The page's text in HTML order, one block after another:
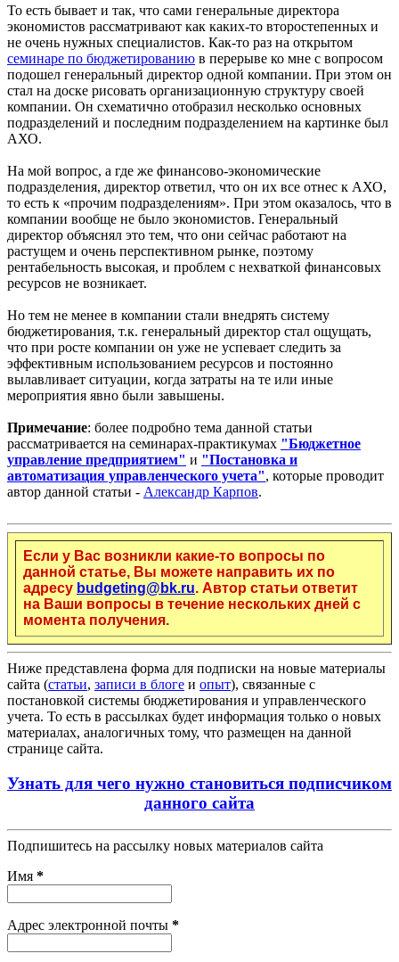
То есть бывает и так, что сами генеральные директора
экономистов рассматривают как каких-то второстепенных и
не очень нужных специалистов. Как-то раз на открытом
семинаре по бюджетированию в перерыве ко мне с вопросом
подошел генеральный директор одной компании. При этом он
стал на доске рисовать организационную структуру своей
компании. Он схематично отобразил несколько основных
подразделений и последним подразделением на картинке был
АХО.
На мой вопрос, а где же финансово-экономические
подразделения, директор ответил, что он их все отнес к АХО,
то есть к «прочим подразделениям». При этом оказалось, что в
компании вообще не было экономистов. Генеральный
директор объяснял это тем, что они сейчас работают на
растущем и очень перспективном рынке, поэтому
рентабельность высокая, и проблем с нехваткой финансовых
ресурсов не возникает.
Но тем не менее в компании стали внедрять систему
бюджетирования, т.к. генеральный директор стал ощущать,
что при росте компании он уже не успевает следить за
эффективным использованием ресурсов и постоянно
вылавливает ситуации, когда затраты на те или иные
мероприятия явно были завышены.
Примечание: более подробно тема данной статьи
рассматривается на семинарах-практикумах "Бюджетное
управление предприятием" и "Постановка и
автоматизация управленческого учета", которые проводит
автор данной статьи - Александр Карпов.
Если у Вас возникли какие-то вопросы по
данной статье, Вы можете направить их по
адресу budgeting@bk.ru. Автор статьи ответит
на Ваши вопросы в течение нескольких дней с
момента получения.
Ниже представлена форма для подписки на новые материалы
сайта (статьи, записи в блоге и опыт), связанные с
постановкой системы бюджетирования и управленческого
учета. То есть в рассылках будет информация только о новых
материалах, аналогичных тому, что размещен на данной
странице сайта.
Узнать для чего нужно становиться подписчиком
данного сайта
Подпишитесь на рассылку новых материалов сайта
Имя *
Адрес электронной почты *